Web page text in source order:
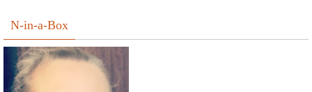
N-in-a-Box